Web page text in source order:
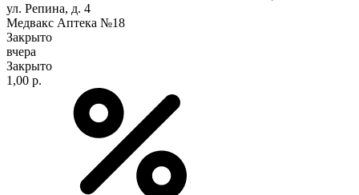
ул. Репина, д. 4
Медвакс Аптека №18
Закрыто
вчера
Закрыто
1,00 р.